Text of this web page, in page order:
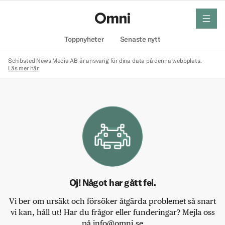
Toppnyheter Senaste nytt
meny
Schibsted News Media AB är ansvarig för dina data på denna webbplats.
Läs mer här
Oj! Något har gått fel.
Vi ber om ursäkt och försöker åtgärda problemet så snart
vi kan, håll ut! Har du frågor eller funderingar? Mejla oss